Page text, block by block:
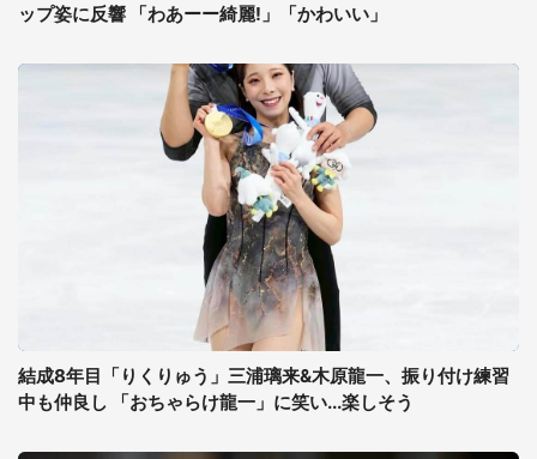
ップ姿に反響 「わあーー綺麗!」「かわいい」
結成8年目「りくりゅう」三浦璃来&木原龍一、振り付け練習
中も仲良し 「おちゃらけ龍一」に笑い...楽しそう